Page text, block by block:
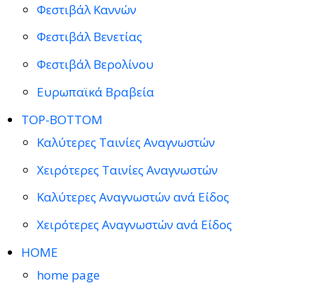
Φεστιβάλ Καννών
Φεστιβάλ Βενετίας
Φεστιβάλ Βερολίνου
Ευρωπαϊκά Βραβεία
TOP-BOTTOM
Καλύτερες Ταινίες Αναγνωστών
Χειρότερες Ταινίες Αναγνωστών
Καλύτερες Αναγνωστών ανά Είδος
Χειρότερες Αναγνωστών ανά Είδος
HOME
home page